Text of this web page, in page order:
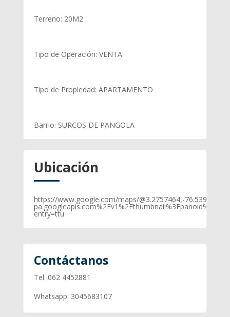
Terreno: 20M2
Tipo de Operación: VENTA
Tipo de Propiedad: APARTAMENTO
Barrio: SURCOS DE PANGOLA
Ubicación
https://www.google.com/maps/@3.2757464,-
entry=ttu
Contáctanos
Tel: 062 4452881
Whatsapp: 3045683107